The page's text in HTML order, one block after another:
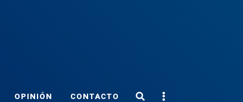
OPINIÓN CONTACTO SearchSidebar